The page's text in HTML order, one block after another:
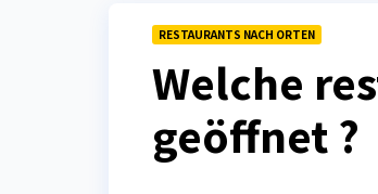
RESTAURANTS NACH ORTEN
Welche
geöffnet ?